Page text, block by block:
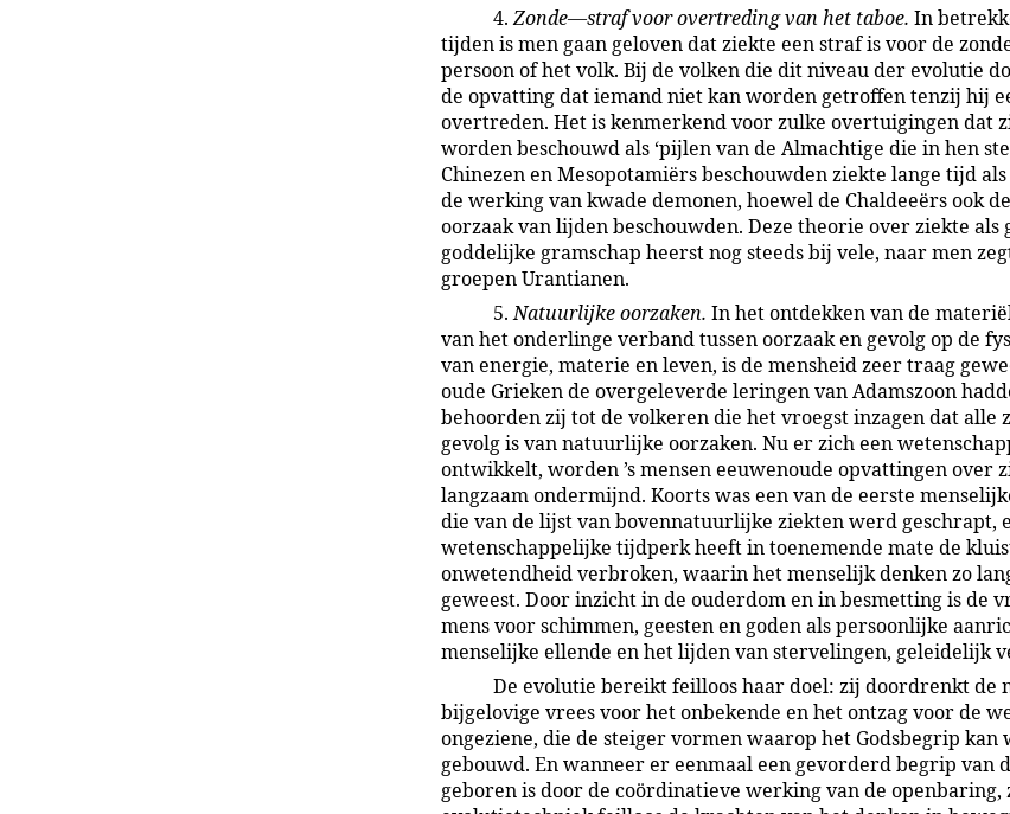
4.Zonde—straf voor overtreding van het taboe. In
tijden is men gaan geloven dat ziekte een straf is voor de
persoon of het volk. Bij de volken die dit niveau der evolutie
de opvatting dat iemand niet kan worden getroffen tenzij hij
overtreden. Het is kenmerkend voor zulke overtuigingen dat
worden beschouwd als ‘pijlen van de Almachtige die in hen
Chinezen en Mesopotamiërs beschouwden ziekte lange tijd
de werking van kwade demonen, hoewel de Chaldeeërs ook
oorzaak van lijden beschouwden. Deze theorie over ziekte als
goddelijke gramschap heerst nog steeds bij vele, naar men
groepen Urantianen.
5.Natuurlijke oorzaken. In het ontdekken van de
van het onderlinge verband tussen oorzaak en gevolg op de
van energie, materie en leven, is de mensheid zeer traag
oude Grieken de overgeleverde leringen van Adamszoon
behoorden zij tot de volkeren die het vroegst inzagen dat alle
gevolg is van natuurlijke oorzaken. Nu er zich een
ontwikkelt, worden ’s mensen eeuwenoude opvattingen over
langzaam ondermijnd. Koorts was een van de eerste
die van de lijst van bovennatuurlijke ziekten werd geschrapt,
wetenschappelijke tijdperk heeft in toenemende mate de
onwetendheid verbroken, waarin het menselijk denken zo
geweest. Door inzicht in de ouderdom en in besmetting is de
mens voor schimmen, geesten en goden als persoonlijke
menselijke ellende en het lijden van stervelingen, geleidelijk
De evolutie bereikt feilloos haar doel: zij doordrenkt de
bijgelovige vrees voor het onbekende en het ontzag voor de
ongeziene, die de steiger vormen waarop het Godsbegrip kan
gebouwd. En wanneer er eenmaal een gevorderd begrip van
geboren is door de coördinatieve werking van de openbaring,